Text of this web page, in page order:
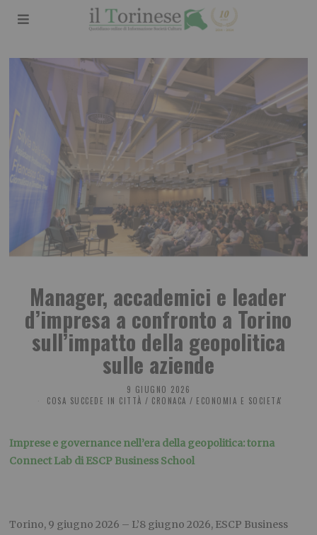
Manager, accademici e leader
d’impresa a confronto a Torino
sull’impatto della geopolitica
sulle aziende
9 GIUGNO 2026
COSA SUCCEDE IN CITTÀ / CRONACA / ECONOMIA E SOCIETA'
Imprese e governance nell’era della geopolitica: torna
Connect Lab di ESCP Business School
Torino, 9 giugno 2026 – L’8 giugno 2026, ESCP Business